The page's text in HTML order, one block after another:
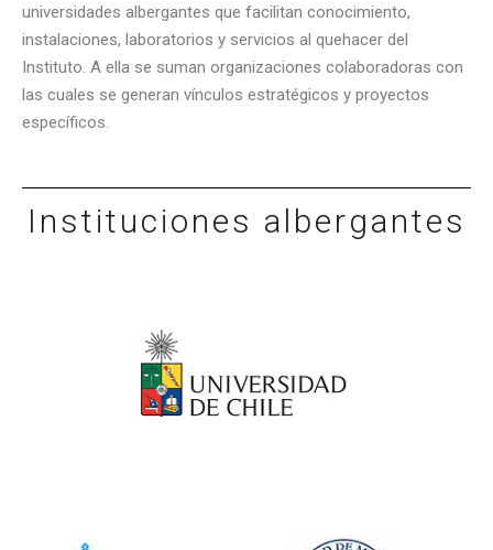
CONTACTO
universidades albergantes que facilitan conocimiento,
instalaciones, laboratorios y servicios al quehacer del
Instituto. A ella se suman organizaciones colaboradoras con
las cuales se generan vínculos estratégicos y proyectos
específicos.
Instituciones albergantes